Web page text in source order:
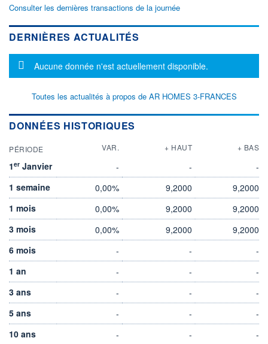
Consulter les dernières transactions de la journée
DERNIÈRES ACTUALITÉS
Message d'information
Aucune donnée n'est actuellement disponible.
Toutes les actualités à propos de AR HOMES 3-FRANCES
DONNÉES HISTORIQUES
PÉRIODE VAR. + HAUT + BAS
1er Janvier - -
-
1 semaine
0,00% 9,2000
9,2000
1 mois
0,00% 9,2000
9,2000
3 mois
0,00% 9,2000
9,2000
6 mois
- -
-
1 an
- -
-
3 ans
- -
-
5 ans
- -
-
10 ans
- -
-